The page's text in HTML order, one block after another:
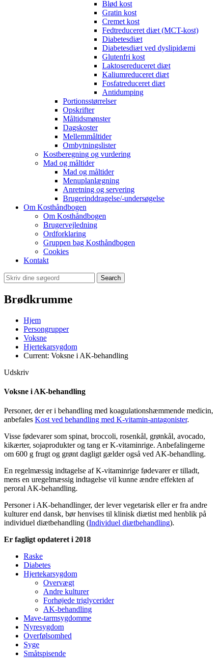
Blød kost
Gratin kost
Cremet kost
Fedtreduceret diæt (MCT-kost)
Diabetesdiæt
Diabetesdiæt ved dyslipidæmi
Glutenfri kost
Laktosereduceret diæt
Kaliumreduceret diæt
Fosfatreduceret diæt
Antidumping
Portionsstørrelser
Opskrifter
Måltidsmønster
Dagskoster
Mellemmåltider
Ombytningslister
Kostberegning og vurdering
Mad og måltider
Mad og måltider
Menuplanlægning
Anretning og servering
Brugerinddragelse/-undersøgelse
Om Kosthåndbogen
Om Kosthåndbogen
Brugervejledning
Ordforklaring
Gruppen bag Kosthåndbogen
Cookies
Kontakt
Search
Brødkrumme
Hjem
Persongrupper
Voksne
Hjertekarsygdom
Current: Voksne i AK-behandling
Udskriv
Voksne i AK-behandling
Personer, der er i behandling med koagulationshæmmende medicin,
anbefales Kost ved behandling med K-vitamin-antagonister.
Visse fødevarer som spinat, broccoli, rosenkål, grønkål, avocado,
kikærter, sojaprodukter og tang er K-vitaminrige. Anbefalingerne
om 600 g frugt og grønt dagligt gælder også ved AK-behandling.
En regelmæssig indtagelse af K-vitaminrige fødevarer er tilladt,
mens en uregelmæssig indtagelse vil kunne ændre effekten af
peroral AK-behandling.
Personer i AK-behandlinger, der lever vegetarisk eller er fra andre
kulturer end dansk, bør henvises til klinisk diætist med henblik på
individuel diætbehandling (Individuel diætbehandling).
Er fagligt opdateret i 2018
Side
menu
Raske
Diabetes
Hjertekarsygdom
Overvægt
Andre kulturer
Forhøjede triglycerider
AK-behandling
Mave-tarmsygdomme
Nyresygdom
Overfølsomhed
Syge
Småtspisende